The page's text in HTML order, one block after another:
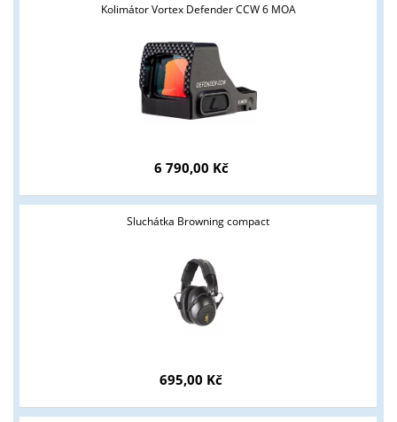
Kolimátor Vortex Defender CCW 6 MOA
6 790,00 Kč
Sluchátka Browning compact
695,00 Kč